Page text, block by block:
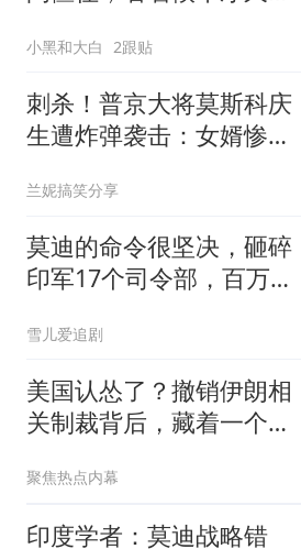
小黑和大白 2跟贴
刺杀！普京大将莫斯科庆
生遭炸弹袭击：女婿惨
兰妮搞笑分享
莫迪的命令很坚决，砸碎
印军17个司令部，百万印
雪儿爱追剧
美国认怂了？撤销伊朗相
关制裁背后，藏着一个说
聚焦热点内幕
印度学者：莫迪战略错